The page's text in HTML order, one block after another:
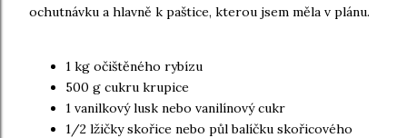
ochutnávku a hlavně k paštice, kterou jsem měla v plánu.
1 kg očištěného rybízu
500 g cukru krupice
1 vanilkový lusk nebo vanilínový cukr
1/2 lžičky skořice nebo půl balíčku skořicového